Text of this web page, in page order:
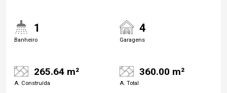
1
Banheiro
4
Garagens
265.64 m²
A. Construída
360.00 m²
A. Total